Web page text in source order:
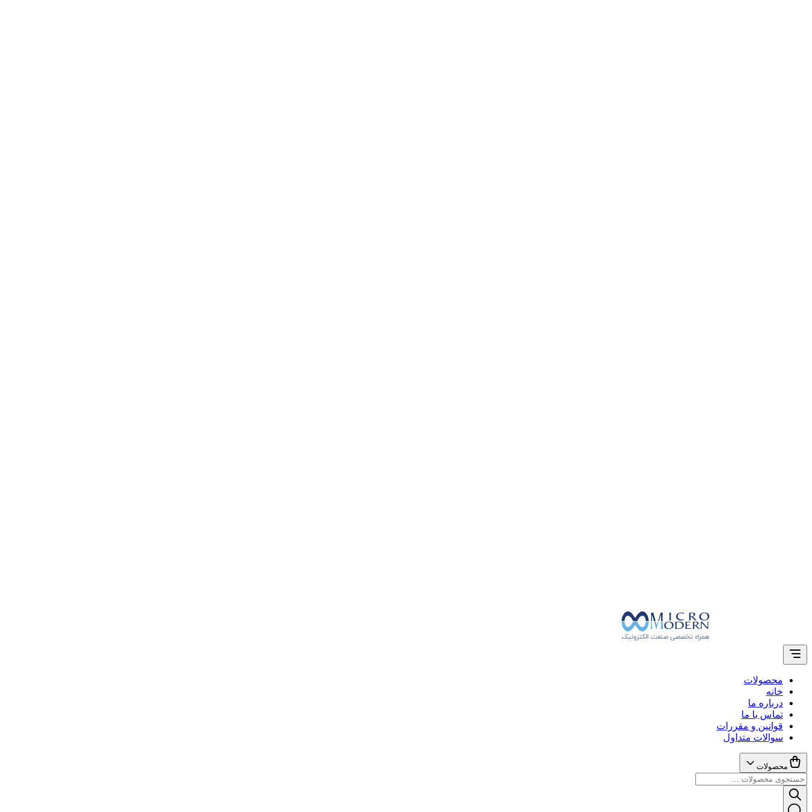
محصولات
خانه
درباره ما
تماس با ما
قوانین و مقررات
سوالات متداول
محصولات